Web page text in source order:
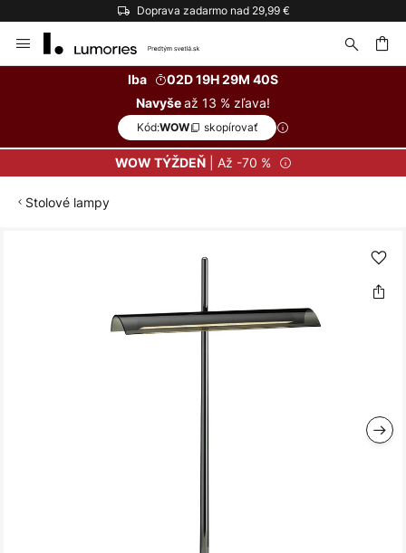
Doprava zadarmo nad 29,99 €
to
Iba
02D 19H 29M 40S
Navyšeaž 13 % zľava!
Kód:WOW skopírovať
WOW TÝŽDEŇ| Až -70 %
Stolové lampy